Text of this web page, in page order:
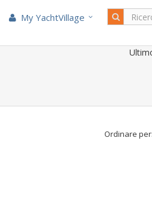
My YachtVillage
Ordinare per: